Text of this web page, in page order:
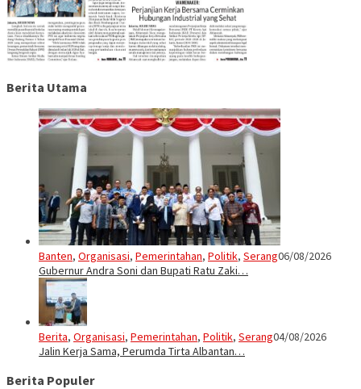
Berita Utama
Banten, Organisasi, Pemerintahan, Politik, Serang06/08/2026
Gubernur Andra Soni dan Bupati Ratu Zaki…
Berita, Organisasi, Pemerintahan, Politik, Serang04/08/2026
Jalin Kerja Sama, Perumda Tirta Albantan…
Berita Populer